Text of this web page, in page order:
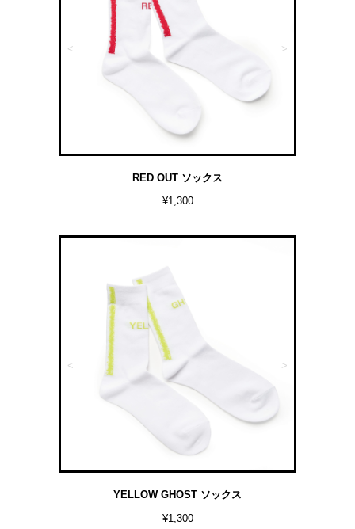
< >
RED OUT ソックス
¥1,300
< >
YELLOW GHOST ソックス
¥1,300